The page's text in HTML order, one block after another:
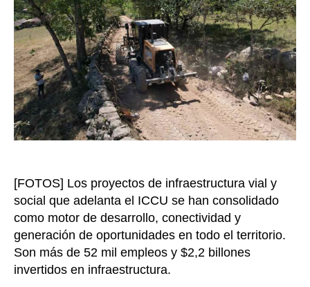
en
[FOTOS] Los proyectos de infraestructura vial y
social que adelanta el ICCU se han consolidado
como motor de desarrollo, conectividad y
generación de oportunidades en todo el territorio.
Son más de 52 mil empleos y $2,2 billones
invertidos en infraestructura.